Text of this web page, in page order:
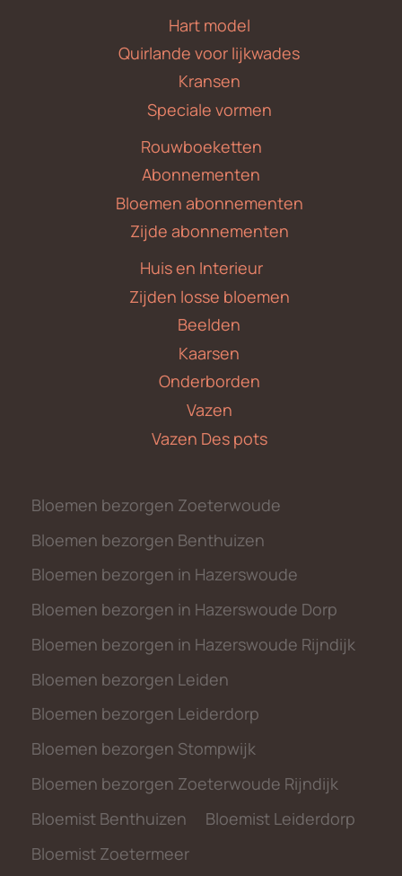
Hart model
Quirlande voor lijkwades
Kransen
Speciale vormen
Rouwboeketten
Abonnementen
Bloemen abonnementen
Zijde abonnementen
Huis en Interieur
Zijden losse bloemen
Beelden
Kaarsen
Onderborden
Vazen
Vazen Des pots
Bloemen bezorgen Zoeterwoude
Bloemen bezorgen Benthuizen
Bloemen bezorgen in Hazerswoude
Bloemen bezorgen in Hazerswoude Dorp
Bloemen bezorgen in Hazerswoude Rijndijk
Bloemen bezorgen Leiden
Bloemen bezorgen Leiderdorp
Bloemen bezorgen Stompwijk
Bloemen bezorgen Zoeterwoude Rijndijk
Bloemist Benthuizen
Bloemist Leiderdorp
Bloemist Zoetermeer